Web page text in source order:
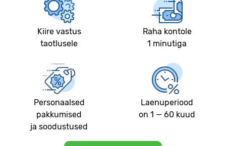
Kiire vastus
taotlusele
Raha kontole
1 minutiga
Personaalsed
pakkumised
ja soodustused
Laenuperiood
on 1 — 60 kuud